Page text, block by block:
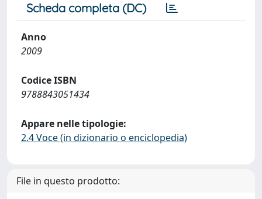
Scheda completa (DC)
Anno
2009
Codice ISBN
9788843051434
Appare nelle tipologie:
2.4 Voce (in dizionario o enciclopedia)
File in questo prodotto: